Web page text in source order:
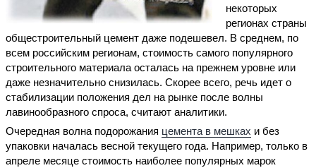
некоторых
регионах страны
общестроительный цемент даже подешевел. В среднем, по
всем российским регионам, стоимость самого популярного
строительного материала осталась на прежнем уровне или
даже незначительно снизилась. Скорее всего, речь идет о
стабилизации положения дел на рынке после волны
лавинообразного спроса, считают аналитики.
Очередная волна подорожания цемента в мешках и без
упаковки началась весной текущего года. Например, только в
апреле месяце стоимость наиболее популярных марок